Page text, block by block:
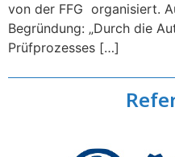
von der FFG organisiert.
Begründung: „Durch die
Prüfprozesses […]